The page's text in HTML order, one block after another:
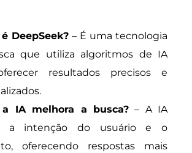
DeepSeek? – É uma tecnologia
que utiliza algoritmos de IA
resultados precisos e
a IA melhora a busca?– A IA
a intenção do usuário e o
oferecendo respostas mais